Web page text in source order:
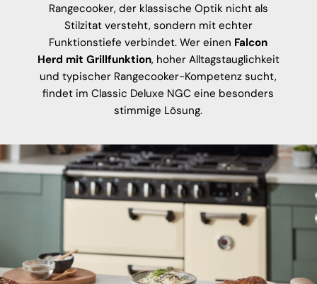
Rangecooker, der klassische Optik nicht als
Stilzitat versteht, sondern mit echter
Funktionstiefe verbindet. Wer einen Falcon
Herd mit Grillfunktion, hoher Alltagstauglichkeit
und typischer Rangecooker-Kompetenz sucht,
findet im Classic Deluxe NGC eine besonders
stimmige Lösung.